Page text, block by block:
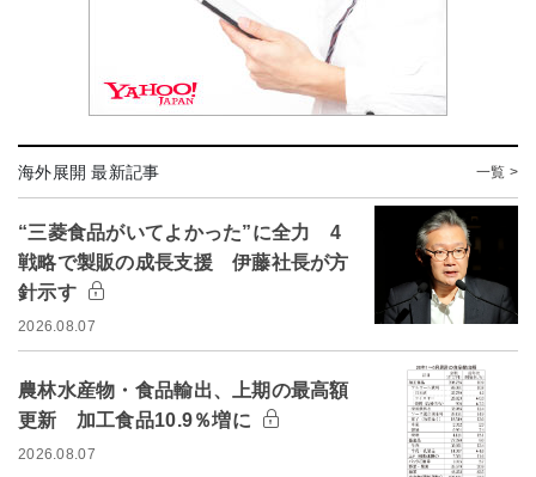
海外展開 最新記事 一覧 >
“三菱食品がいてよかった”に全力 4
戦略で製販の成長支援 伊藤社長が方
針示す
2026.08.07
農林水産物・食品輸出、上期の最高額
更新 加工食品10.9％増に
2026.08.07